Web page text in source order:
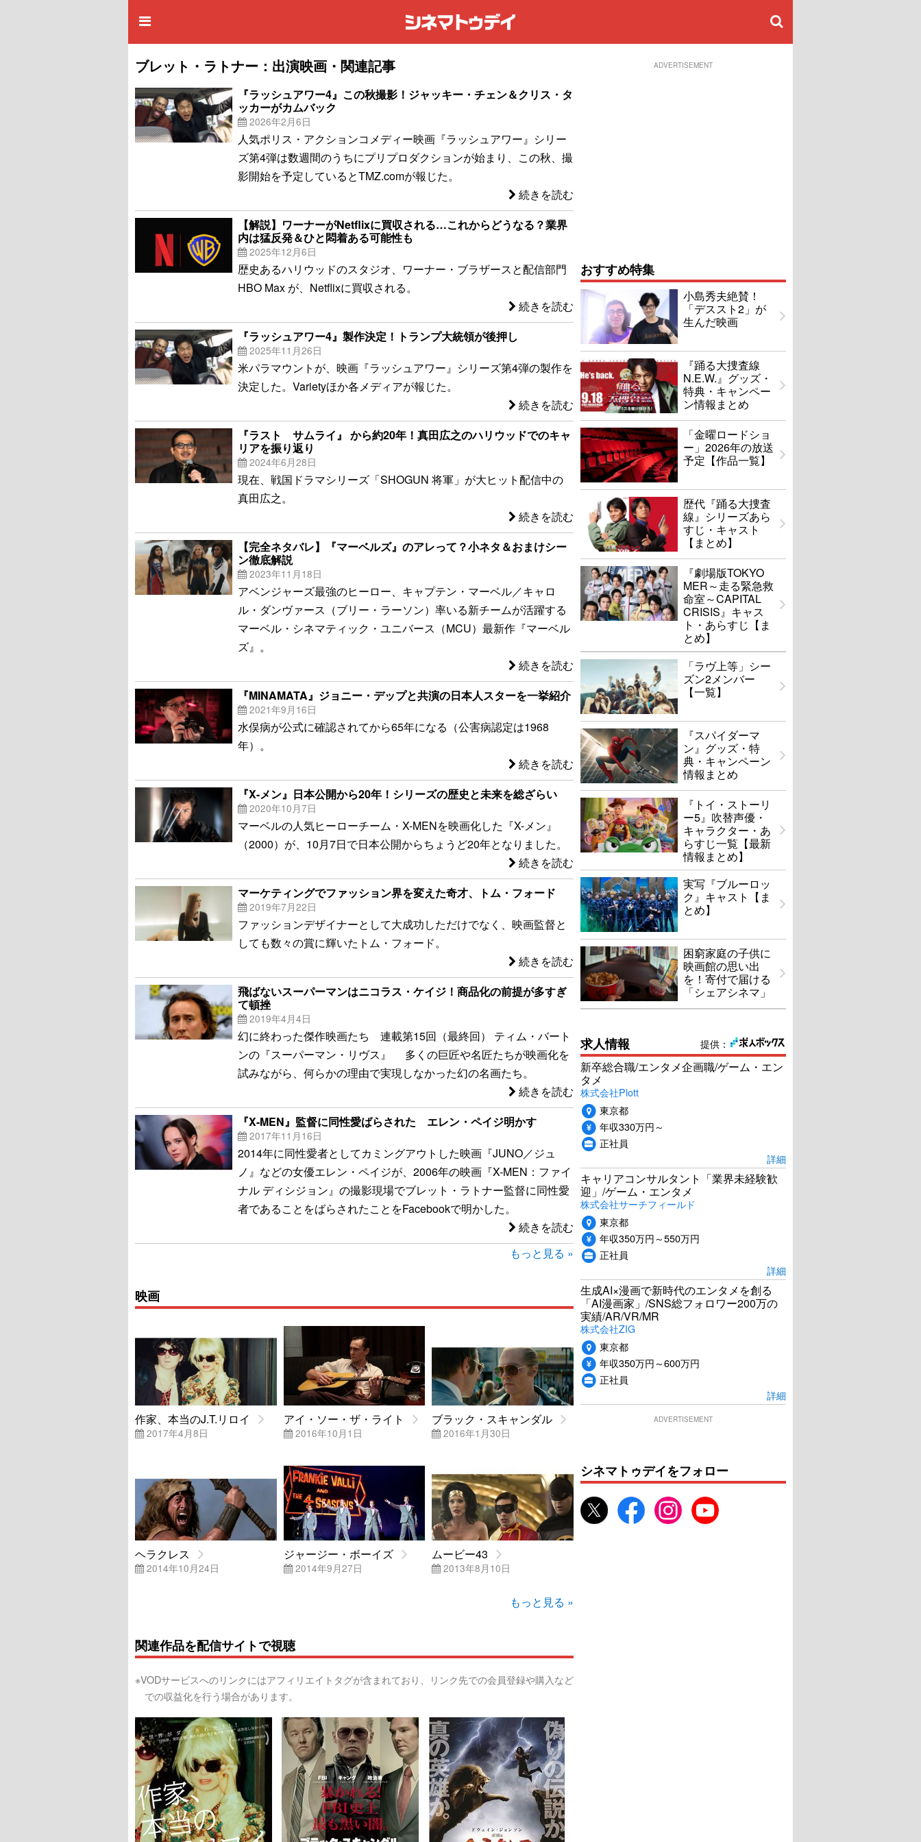
ブレット・ラトナー：出演映画・関連記事
『ラッシュアワー4』この秋撮影！ジャッキー・チェン＆クリス・タ
ッカーがカムバック
2026年2月6日
人気ポリス・アクションコメディー映画『ラッシュアワー』シリー
ズ第4弾は数週間のうちにプリプロダクションが始まり、この秋、撮
影開始を予定しているとTMZ.comが報じた。
続きを読む
【解説】ワーナーがNetflixに買収される…これからどうなる？業界
内は猛反発＆ひと悶着ある可能性も
2025年12月6日
歴史あるハリウッドのスタジオ、ワーナー・ブラザースと配信部門
HBO Max が、Netflixに買収される。
続きを読む
『ラッシュアワー4』製作決定！トランプ大統領が後押し
2025年11月26日
米パラマウントが、映画『ラッシュアワー』シリーズ第4弾の製作を
決定した。Varietyほか各メディアが報じた。
続きを読む
『ラスト サムライ』 から約20年！真田広之のハリウッドでのキャ
リアを振り返り
2024年6月28日
現在、戦国ドラマシリーズ「SHOGUN 将軍」が大ヒット配信中の
真田広之。
続きを読む
【完全ネタバレ】『マーベルズ』のアレって？小ネタ＆おまけシー
ン徹底解説
2023年11月18日
アベンジャーズ最強のヒーロー、キャプテン・マーベル／キャロ
ル・ダンヴァース（ブリー・ラーソン）率いる新チームが活躍する
マーベル・シネマティック・ユニバース（MCU）最新作『マーベル
ズ』。
続きを読む
『MINAMATA』ジョニー・デップと共演の日本人スターを一挙紹介
2021年9月16日
水俣病が公式に確認されてから65年になる（公害病認定は1968
年）。
続きを読む
『X-メン』日本公開から20年！シリーズの歴史と未来を総ざらい
2020年10月7日
マーベルの人気ヒーローチーム・X-MENを映画化した『X-メン』
（2000）が、10月7日で日本公開からちょうど20年となりました。
続きを読む
マーケティングでファッション界を変えた奇才、トム・フォード
2019年7月22日
ファッションデザイナーとして大成功しただけでなく、映画監督と
しても数々の賞に輝いたトム・フォード。
続きを読む
飛ばないスーパーマンはニコラス・ケイジ！商品化の前提が多すぎ
て頓挫
2019年4月4日
幻に終わった傑作映画たち 連載第15回（最終回） ティム・バート
ンの『スーパーマン・リヴス』 多くの巨匠や名匠たちが映画化を
試みながら、何らかの理由で実現しなかった幻の名画たち。
続きを読む
『X-MEN』監督に同性愛ばらされた エレン・ペイジ明かす
2017年11月16日
2014年に同性愛者としてカミングアウトした映画『JUNO／ジュ
ノ』などの女優エレン・ペイジが、2006年の映画『X-MEN：ファイ
ナル ディシジョン』の撮影現場でブレット・ラトナー監督に同性愛
者であることをばらされたことをFacebookで明かした。
続きを読む
もっと見る »
映画
作家、本当のJ.T.リロイ
2017年4月8日
アイ・ソー・ザ・ライト
2016年10月1日
ブラック・スキャンダル
2016年1月30日
ヘラクレス
2014年10月24日
ジャージー・ボーイズ
2014年9月27日
ムービー43
2013年8月10日
もっと見る »
関連作品を配信サイトで視聴
※VODサービスへのリンクにはアフィリエイトタグが含まれており、リンク先での会員登録や購入など
での収益化を行う場合があります。
ADVERTISEMENT
おすすめ特集
小島秀夫絶賛！
「デススト2」が
生んだ映画
『踊る大捜査線
N.E.W.』グッズ・
特典・キャンペー
ン情報まとめ
「金曜ロードショ
ー」2026年の放送
予定【作品一覧】
歴代『踊る大捜査
線』シリーズあら
すじ・キャスト
【まとめ】
『劇場版TOKYO
MER～走る緊急救
命室～CAPITAL
CRISIS』キャス
ト・あらすじ【ま
とめ】
「ラヴ上等」シー
ズン2メンバー
【一覧】
『スパイダーマ
ン』グッズ・特
典・キャンペーン
情報まとめ
『トイ・ストーリ
ー5』吹替声優・
キャラクター・あ
らすじ一覧【最新
情報まとめ】
実写『ブルーロッ
ク』キャスト【ま
とめ】
困窮家庭の子供に
映画館の思い出
を！寄付で届ける
「シェアシネマ」
提供：
求人情報
新卒総合職/エンタメ企画職/ゲーム・エン
タメ
株式会社Plott
東京都
年収330万円～
正社員
詳細
キャリアコンサルタント「業界未経験歓
迎」/ゲーム・エンタメ
株式会社サーチフィールド
東京都
年収350万円～550万円
正社員
詳細
生成AI×漫画で新時代のエンタメを創る
「AI漫画家」/SNS総フォロワー200万の
実績/AR/VR/MR
株式会社ZIG
東京都
年収350万円～600万円
正社員
詳細
ADVERTISEMENT
シネマトゥデイをフォロー